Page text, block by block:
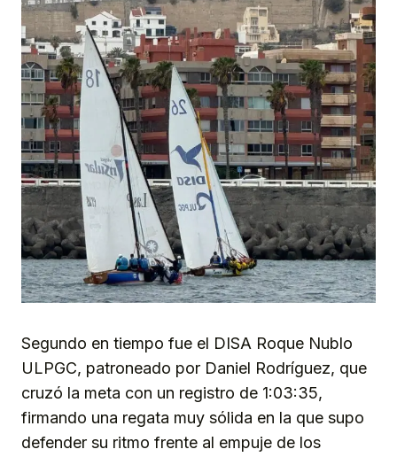
Segundo en tiempo fue el DISA Roque Nublo
ULPGC, patroneado por Daniel Rodríguez, que
cruzó la meta con un registro de 1:03:35,
firmando una regata muy sólida en la que supo
defender su ritmo frente al empuje de los